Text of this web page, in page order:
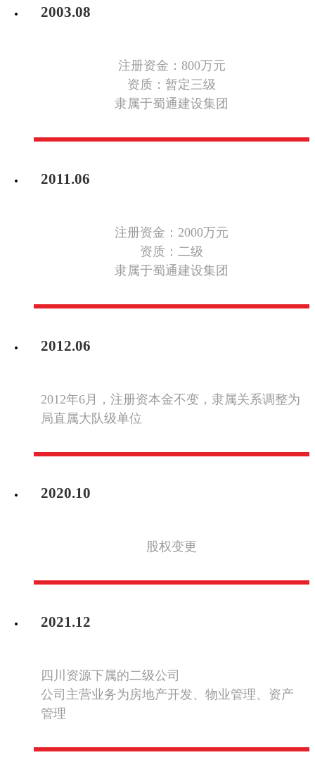
2003.08
注册资金：800万元
资质：暂定三级
隶属于蜀通建设集团
2011.06
注册资金：2000万元
资质：二级
隶属于蜀通建设集团
2012.06
2012年6月，注册资本金不变，隶属关系调整为
局直属大队级单位
2020.10
股权变更
2021.12
四川资源下属的二级公司
公司主营业务为房地产开发、物业管理、资产
管理